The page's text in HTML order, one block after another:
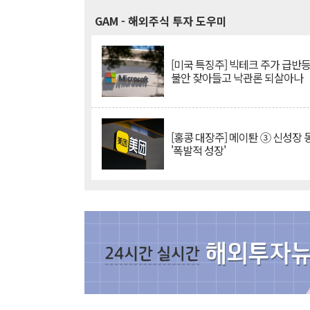
GAM - 해외주식 투자 도우미
[미국 특징주] 빅테크 주가 급반
불안 잦아들고 낙관론 되살아나
[홍콩 대장주] 메이퇀 ③ 신성장
'폭발적 성장'